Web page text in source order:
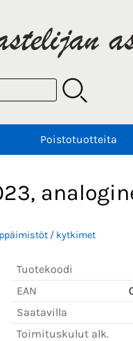
Poistotuotteita
/ kytkimet
Tuotekoodi
EAN
Saatavilla
Toimituskulut alk.